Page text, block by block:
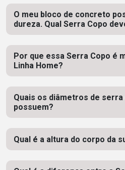
O meu bloco de concreto
dureza. Qual Serra Copo
Por que essa Serra Copo é
Linha Home?
Quais os diâmetros de
possuem?
Qual é a altura do corpo da